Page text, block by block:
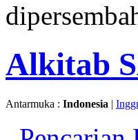
Alkitab
Antarmuka : Indonesia |